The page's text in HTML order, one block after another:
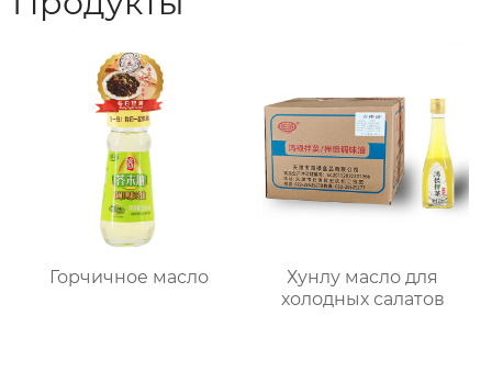
Горчичное масло
Хунлу масло для
холодных салатов